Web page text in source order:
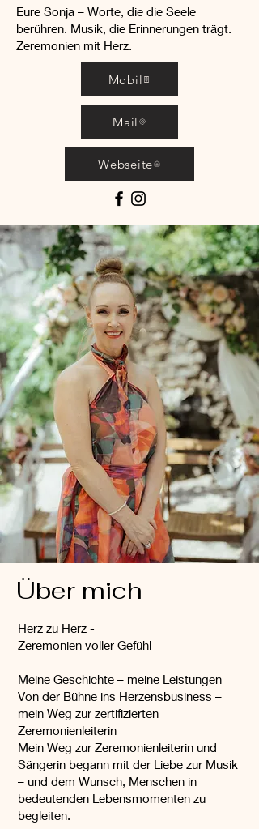
Eure Sonja – Worte, die die Seele
berühren. Musik, die Erinnerungen trägt.
Zeremonien mit Herz.
Mobil
Mail
Webseite
Über mich
Herz zu Herz -
Zeremonien voller Gefühl
Meine Geschichte – meine Leistungen
Von der Bühne ins Herzensbusiness –
mein Weg zur zertifizierten
Zeremonienleiterin
Mein Weg zur Zeremonienleiterin und
Sängerin begann mit der Liebe zur Musik
– und dem Wunsch, Menschen in
bedeutenden Lebensmomenten zu
begleiten.